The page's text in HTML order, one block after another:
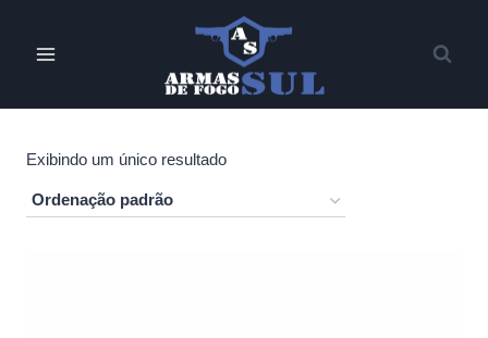
Exibindo um único resultado